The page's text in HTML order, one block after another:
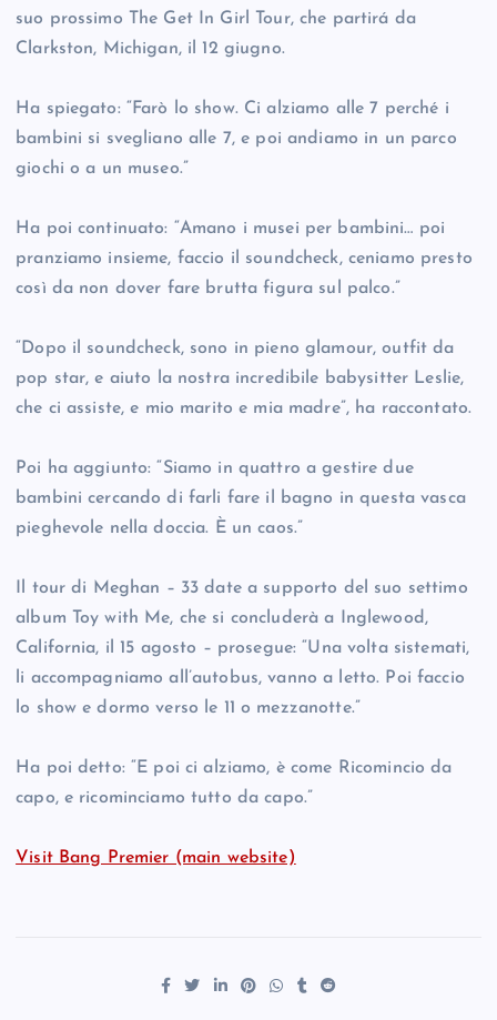
suo prossimo The Get In Girl Tour, che partirá da
Clarkston, Michigan, il 12 giugno.
Ha spiegato: “Farò lo show. Ci alziamo alle 7 perché i
bambini si svegliano alle 7, e poi andiamo in un parco
giochi o a un museo.”
Ha poi continuato: “Amano i musei per bambini… poi
pranziamo insieme, faccio il soundcheck, ceniamo presto
così da non dover fare brutta figura sul palco.”
“Dopo il soundcheck, sono in pieno glamour, outfit da
pop star, e aiuto la nostra incredibile babysitter Leslie,
che ci assiste, e mio marito e mia madre”, ha raccontato.
Poi ha aggiunto: “Siamo in quattro a gestire due
bambini cercando di farli fare il bagno in questa vasca
pieghevole nella doccia. È un caos.”
Il tour di Meghan – 33 date a supporto del suo settimo
album Toy with Me, che si concluderà a Inglewood,
California, il 15 agosto – prosegue: “Una volta sistemati,
li accompagniamo all’autobus, vanno a letto. Poi faccio
lo show e dormo verso le 11 o mezzanotte.”
Ha poi detto: “E poi ci alziamo, è come Ricomincio da
capo, e ricominciamo tutto da capo.”
Visit Bang Premier (main website)